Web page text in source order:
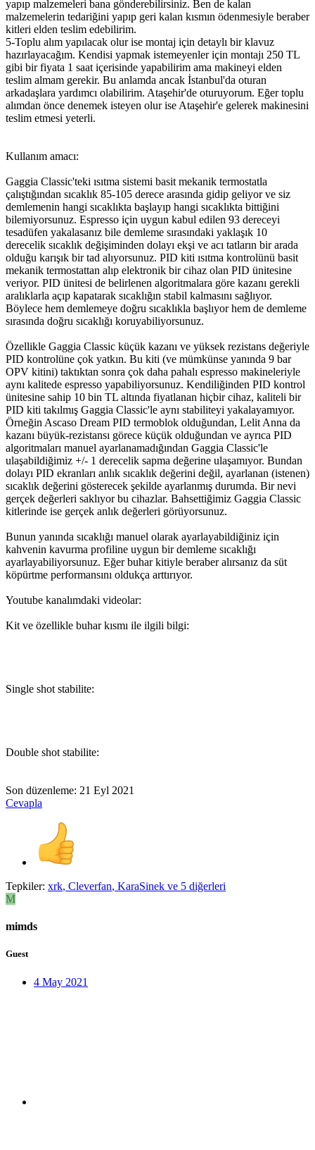
yapıp malzemeleri bana gönderebilirsiniz. Ben de kalan
malzemelerin tedariğini yapıp geri kalan kısmın ödenmesiyle beraber
kitleri elden teslim edebilirim.
5-Toplu alım yapılacak olur ise montaj için detaylı bir klavuz
hazırlayacağım. Kendisi yapmak istemeyenler için montajı 250 TL
gibi bir fiyata 1 saat içerisinde yapabilirim ama makineyi elden
teslim almam gerekir. Bu anlamda ancak İstanbul'da oturan
arkadaşlara yardımcı olabilirim. Ataşehir'de oturuyorum. Eğer toplu
alımdan önce denemek isteyen olur ise Ataşehir'e gelerek makinesini
teslim etmesi yeterli.
Kullanım amacı:
Gaggia Classic'teki ısıtma sistemi basit mekanik termostatla
çalıştığından sıcaklık 85-105 derece arasında gidip geliyor ve siz
demlemenin hangi sıcaklıkta başlayıp hangi sıcaklıkta bittiğini
bilemiyorsunuz. Espresso için uygun kabul edilen 93 dereceyi
tesadüfen yakalasanız bile demleme sırasındaki yaklaşık 10
derecelik sıcaklık değişiminden dolayı ekşi ve acı tatların bir arada
olduğu karışık bir tad alıyorsunuz. PID kiti ısıtma kontrolünü basit
mekanik termostattan alıp elektronik bir cihaz olan PID ünitesine
veriyor. PID ünitesi de belirlenen algoritmalara göre kazanı gerekli
aralıklarla açıp kapatarak sıcaklığın stabil kalmasını sağlıyor.
Böylece hem demlemeye doğru sıcaklıkla başlıyor hem de demleme
sırasında doğru sıcaklığı koruyabiliyorsunuz.
Özellikle Gaggia Classic küçük kazanı ve yüksek rezistans değeriyle
PID kontrolüne çok yatkın. Bu kiti (ve mümkünse yanında 9 bar
OPV kitini) taktıktan sonra çok daha pahalı espresso makineleriyle
aynı kalitede espresso yapabiliyorsunuz. Kendiliğinden PID kontrol
ünitesine sahip 10 bin TL altında fiyatlanan hiçbir cihaz, kaliteli bir
PID kiti takılmış Gaggia Classic'le aynı stabiliteyi yakalayamıyor.
Örneğin Ascaso Dream PID termoblok olduğundan, Lelit Anna da
kazanı büyük-rezistansı görece küçük olduğundan ve ayrıca PID
algoritmaları manuel ayarlanamadığından Gaggia Classic'le
ulaşabildiğimiz +/- 1 derecelik sapma değerine ulaşamıyor. Bundan
dolayı PID ekranları anlık sıcaklık değerini değil, ayarlanan (istenen)
sıcaklık değerini gösterecek şekilde ayarlanmış durumda. Bir nevi
gerçek değerleri saklıyor bu cihazlar. Bahsettiğimiz Gaggia Classic
kitlerinde ise gerçek anlık değerleri görüyorsunuz.
Bunun yanında sıcaklığı manuel olarak ayarlayabildiğiniz için
kahvenin kavurma profiline uygun bir demleme sıcaklığı
ayarlayabiliyorsunuz. Eğer buhar kitiyle beraber alırsanız da süt
köpürtme performansını oldukça arttırıyor.
Youtube kanalımdaki videolar:
Kit ve özellikle buhar kısmı ile ilgili bilgi:
Single shot stabilite:
Double shot stabilite:
Son düzenleme: 21 Eyl 2021
Cevapla
Tepkiler: xrk, Cleverfan, KaraSinek ve 5 diğerleri
M
mimds
Guest
4 May 2021